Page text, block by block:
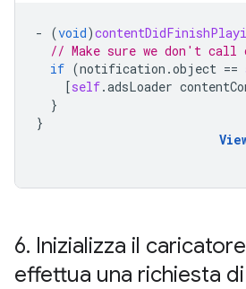
- (void)
// Make sure we don't call
if (notification .object ==
[self.adsLoader
}
}
6. Inizializza il
effettua una richiesta